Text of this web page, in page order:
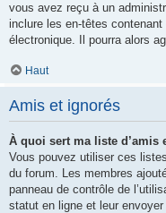
vous avez reçu à un
inclure les en-têtes contenant
électronique. Il pourra alors
Haut
Amis et ignorés
À quoi sert ma liste d’amis
Vous pouvez utiliser ces
du forum. Les membres
panneau de contrôle de
statut en ligne et leur